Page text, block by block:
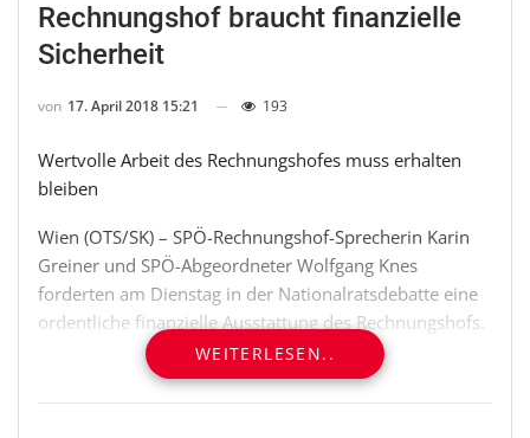
Rechnungshof braucht finanzielle
Sicherheit
von 17. April 2018 15:21 193
Wertvolle Arbeit des Rechnungshofes muss erhalten
bleiben
Wien (OTS/SK) – SPÖ-Rechnungshof-Sprecherin Karin
Greiner und SPÖ-Abgeordneter Wolfgang Knes
forderten am Dienstag in der Nationalratsdebatte eine
ordentliche finanzielle Ausstattung des Rechnungshofs.
Knes machte darauf aufmerksam, dass in den nächsten
WEITERLESEN..